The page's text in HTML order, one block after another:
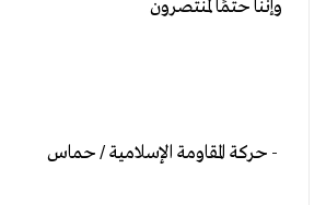
وإننا حتمًا لمنتصرون
- حركة المقاومة الإسلامية / حماس